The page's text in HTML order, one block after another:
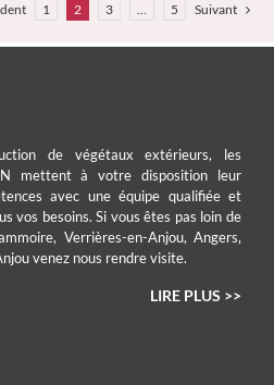
1 2 3 … 5 Suivant
de végétaux extérieurs, les
mettent à votre disposition leur
avec une équipe qualifiée et
vos besoins. Si vous êtes pas loin de
Verrières-en-Anjou, Angers,
venez nous rendre visite.
LIRE PLUS >>